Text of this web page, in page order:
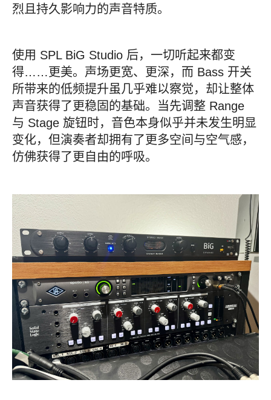
烈且持久影响力的声音特质。
使用 SPL BiG Studio 后，一切听起来都变
得……更美。声场更宽、更深，而 Bass 开关
所带来的低频提升虽几乎难以察觉，却让整体
声音获得了更稳固的基础。当先调整 Range
与 Stage 旋钮时，音色本身似乎并未发生明显
变化，但演奏者却拥有了更多空间与空气感，
仿佛获得了更自由的呼吸。